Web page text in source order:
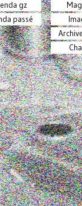
gz
passé